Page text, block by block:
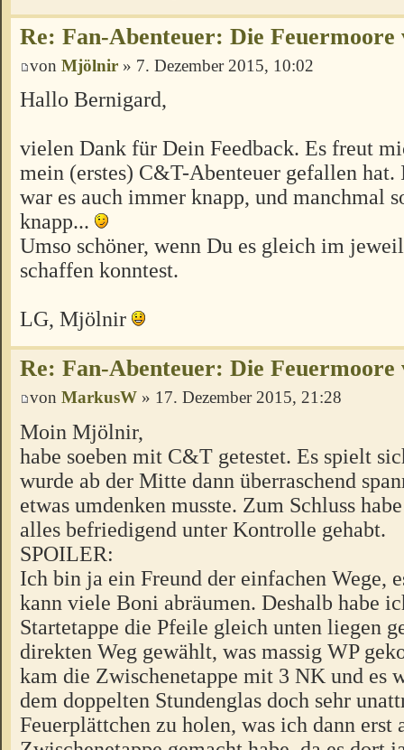
Re: Fan-Abenteuer: Die
von Mjölnir » 7. Dezember 2015, 10:02
Hallo Bernigard,
vielen Dank für Dein Feedback. Es freut
mein (erstes) C&T-Abenteuer gefallen hat.
war es auch immer knapp, und manchmal
knapp...
Umso schöner, wenn Du es gleich im
schaffen konntest.
LG, Mjölnir
Re: Fan-Abenteuer: Die
von MarkusW » 17. Dezember 2015, 21:28
Moin Mjölnir,
habe soeben mit C&T getestet. Es spielt
wurde ab der Mitte dann überraschend
etwas umdenken musste. Zum Schluss
alles befriedigend unter Kontrolle gehabt.
SPOILER:
Ich bin ja ein Freund der einfachen Wege,
kann viele Boni abräumen. Deshalb habe
Startetappe die Pfeile gleich unten liegen
direkten Weg gewählt, was massig WP
kam die Zwischenetappe mit 3 NK und es
dem doppelten Stundenglas doch sehr
Feuerplättchen zu holen, was ich dann erst